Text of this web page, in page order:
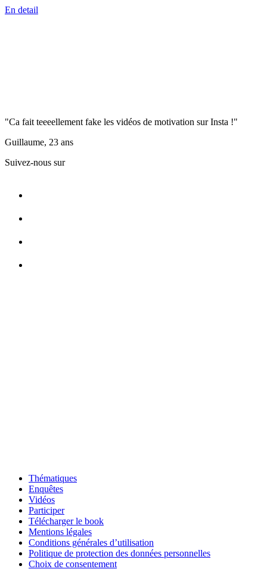
En detail
"Ca fait teeeellement fake les vidéos de motivation sur Insta !"
Guillaume, 23 ans
Suivez-nous sur
Thématiques
Enquêtes
Vidéos
Participer
Télécharger le book
Mentions légales
Conditions générales d’utilisation
Politique de protection des données personnelles
Choix de consentement